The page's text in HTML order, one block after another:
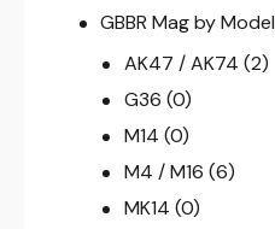
GBBR Mag by Model
AK47 / AK74 (2)
G36 (0)
M14 (0)
M4 / M16 (6)
MK14 (0)